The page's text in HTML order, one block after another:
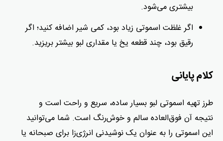
بیشتری می‌شود.
اگر غلظت اسموتی زیاد بود، کمی شیر اضافه کنید؛ اگر
رقیق بود، چند قطعه یخ یا مقداری لبو بیشتر بریزید.
کلام پایانی
طرز تهیه اسموتی لبو بسیار ساده، سریع و راحت است و
نتیجه آن فوق‌العاده سالم و خوش‌رنگ است. شما می‌توانید
این اسموتی را به‌ عنوان یک نوشیدنی انرژی‌زا برای صبحانه یا